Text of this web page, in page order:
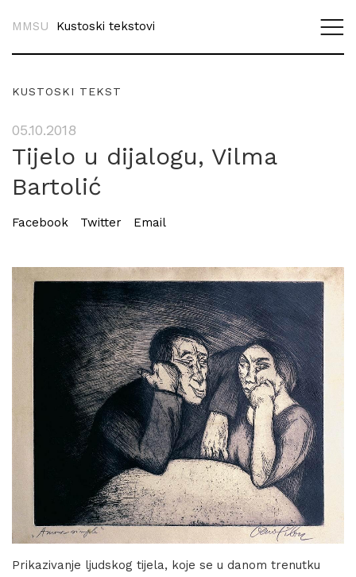
MMSU Kustoski tekstovi
KUSTOSKI TEKST
05.10.2018
Tijelo u dijalogu, Vilma
Bartolić
Facebook Twitter Email
Prikazivanje ljudskog tijela, koje se u danom trenutku